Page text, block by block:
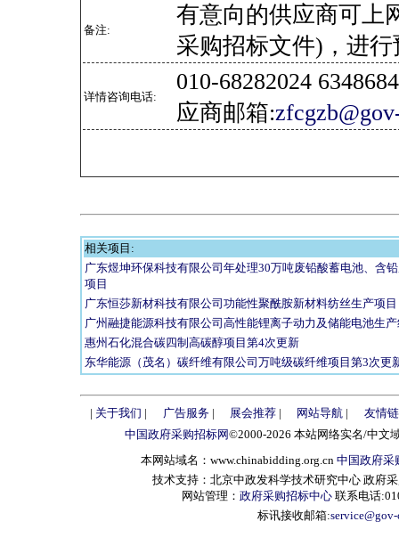
备注:
有意向的供应商可上
采购招标文件)，进
详情咨询电话:
010-68282024
应商邮箱:
相关项目:
广东煜坤环保科技有限公司年处理30万吨废铅酸蓄电池、含
项目
广东恒莎新材科技有限公司功能性聚酰胺新材料纺丝生产项目
广州融捷能源科技有限公司高性能锂离子动力及储能电池生
惠州石化混合碳四制高碳醇项目第4次更新
东华能源（茂名）碳纤维有限公司万吨级碳纤维项目第3次更
| 关于我们 | 广告服务| 展会推荐| 网站导航 |
友情
中国政府采购招标网©2000-2026 本站网络实名/中文
本网站域名：www.chinabidding.org.cn 中国政府采
技术支持：北京中政发科学技术研究中心 政府
网站管理： 政府采购招标中心 联系电话
标讯接收邮箱: